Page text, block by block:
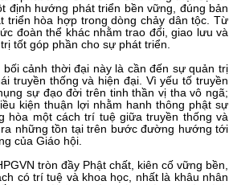
định hướng phát triển bền vững, đúng bản
triển hòa hợp trong dòng chảy dân tộc. Từ
đoàn thể khác nhằm trao đổi, giao lưu và
tốt góp phần cho sự phát triển.
cảnh thời đại này là cần đến sự quản trị
truyền thống và hiện đại. Vì yếu tố truyền
sự đạo đời trên tinh thần vị tha vô ngã;
kiện thuận lợi nhằm hanh thông phật sự
hòa một cách trí tuệ giữa truyền thống và
những tồn tại trên bước đường hướng tới
của Giáo hội.
tròn đầy Phật chất, kiên cố vững bền,
có trí tuệ và khoa học, nhất là khâu nhân